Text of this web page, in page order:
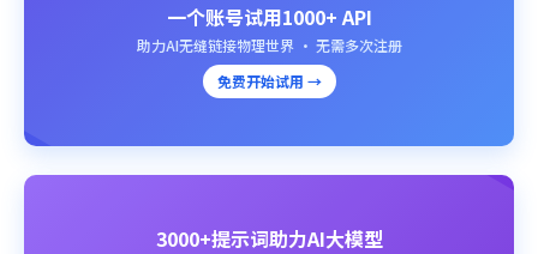
一个账号试用1000+ API
助力AI无缝链接物理世界 · 无需多次注册
免费开始试用 →
3000+提示词助力AI大模型